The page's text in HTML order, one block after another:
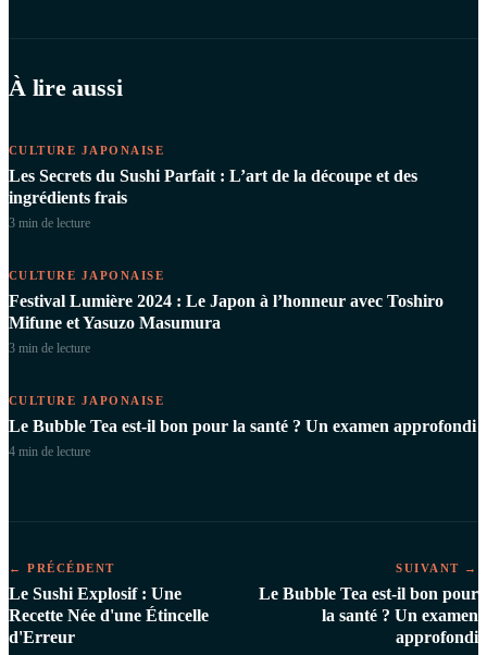
À lire aussi
CULTURE JAPONAISE
Les Secrets du Sushi Parfait : L’art de la découpe et des
ingrédients frais
3 min de lecture
CULTURE JAPONAISE
Festival Lumière 2024 : Le Japon à l’honneur avec Toshiro
Mifune et Yasuzo Masumura
3 min de lecture
CULTURE JAPONAISE
Le Bubble Tea est-il bon pour la santé ? Un examen approfondi
4 min de lecture
← PRÉCÉDENT
Le Sushi Explosif : Une
Recette Née d'une Étincelle
d'Erreur
SUIVANT →
Le Bubble Tea est-il bon pour
la santé ? Un examen
approfondi